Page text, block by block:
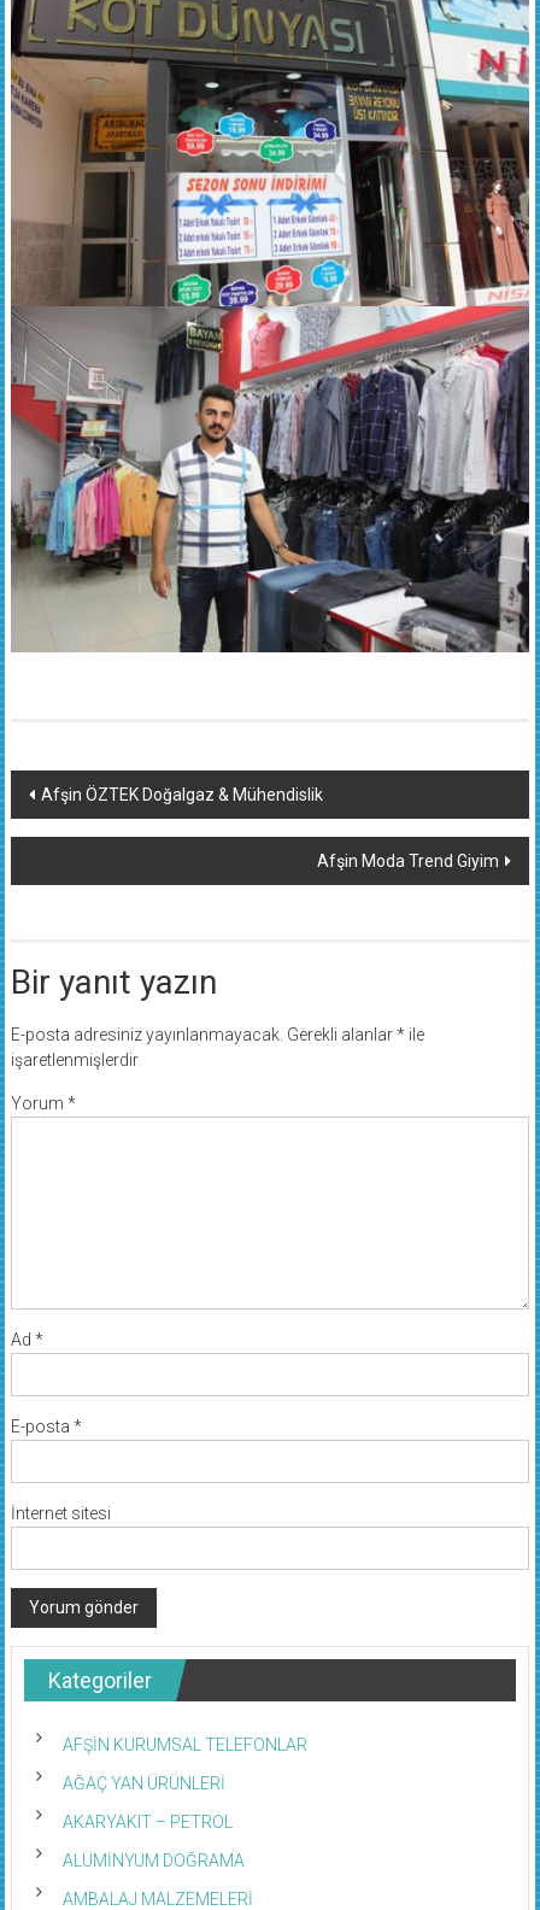
Yazı
dolaşımı
Afşin ÖZTEK Doğalgaz & Mühendislik
Afşin Moda Trend Giyim
Bir yanıt yazın
E-posta adresiniz yayınlanmayacak. Gerekli alanlar*ile
işaretlenmişlerdir
Yorum *
Ad *
E-posta *
İnternet sitesi
Kategoriler
AFŞİN KURUMSAL TELEFONLAR
AĞAÇ YAN ÜRÜNLERİ
AKARYAKIT – PETROL
ALÜMİNYUM DOĞRAMA
AMBALAJ MALZEMELERİ